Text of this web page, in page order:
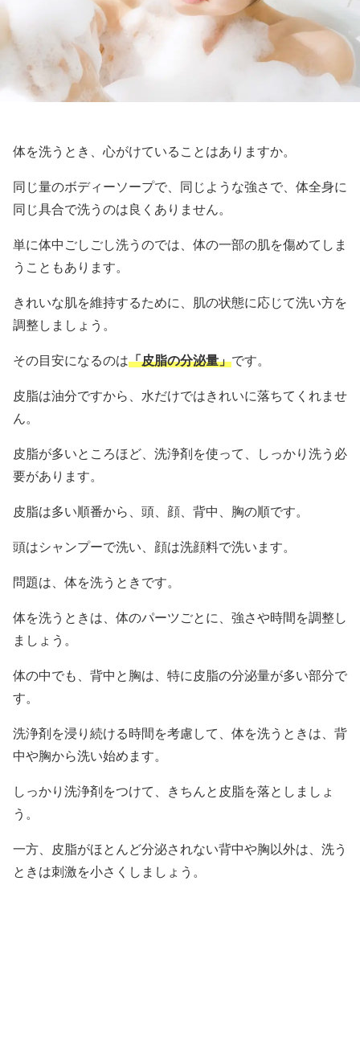
体を洗うとき、心がけていることはありますか。
同じ量のボディーソープで、同じような強さで、体全身に
同じ具合で洗うのは良くありません。
単に体中ごしごし洗うのでは、体の一部の肌を傷めてしま
うこともあります。
きれいな肌を維持するために、肌の状態に応じて洗い方を
調整しましょう。
その目安になるのは「皮脂の分泌量」です。
皮脂は油分ですから、水だけではきれいに落ちてくれませ
ん。
皮脂が多いところほど、洗浄剤を使って、しっかり洗う必
要があります。
皮脂は多い順番から、頭、顔、背中、胸の順です。
頭はシャンプーで洗い、顔は洗顔料で洗います。
問題は、体を洗うときです。
体を洗うときは、体のパーツごとに、強さや時間を調整し
ましょう。
体の中でも、背中と胸は、特に皮脂の分泌量が多い部分で
す。
洗浄剤を浸り続ける時間を考慮して、体を洗うときは、背
中や胸から洗い始めます。
しっかり洗浄剤をつけて、きちんと皮脂を落としましょ
う。
一方、皮脂がほとんど分泌されない背中や胸以外は、洗う
ときは刺激を小さくしましょう。